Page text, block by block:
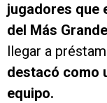
jugadores que
del Más
llegar a
destacó como
equipo.